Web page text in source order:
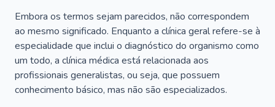
Embora os termos sejam parecidos, não correspondem
ao mesmo significado. Enquanto a clínica geral refere-se à
especialidade que inclui o diagnóstico do organismo como
um todo, a clínica médica está relacionada aos
profissionais generalistas, ou seja, que possuem
conhecimento básico, mas não são especializados.